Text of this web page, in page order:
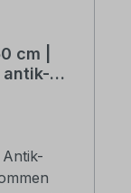
cm |
antik-